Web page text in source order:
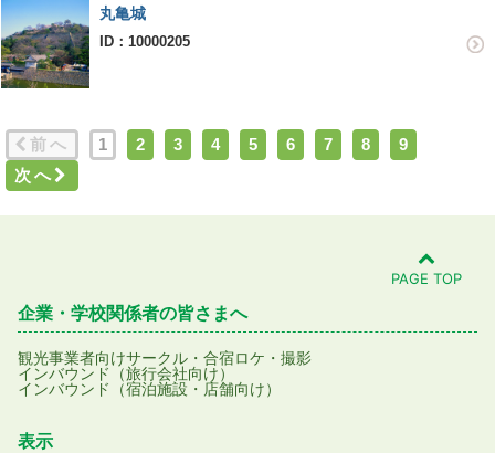
丸亀城
ID：10000205
前へ 1 2 3 4 5 6 7 8
9
次へ
PAGE TOP
企業・学校関係者の皆さまへ
観光事業者向けサークル・合宿ロケ・撮影
インバウンド（旅行会社向け）
インバウンド（宿泊施設・店舗向け）
表示